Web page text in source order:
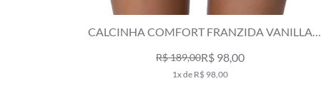
CALCINHA FRANZIDA COMFORT CLÁSSICOS
R$ 229,00
4x de R$ 57,25